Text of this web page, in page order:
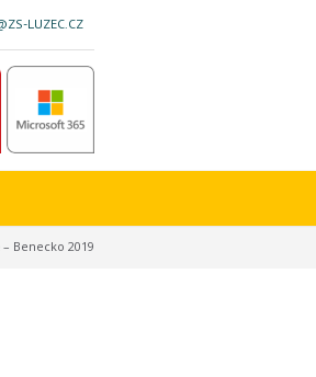
LUZEC.CZ
Benecko 2019